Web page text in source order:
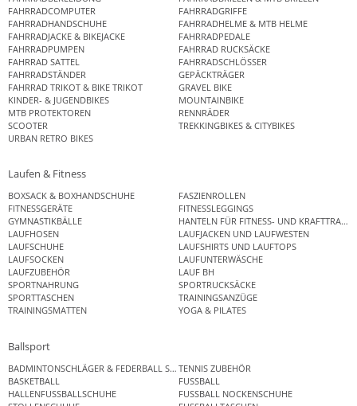
FAHRRADCOMPUTER
FAHRRADGRIFFE
FAHRRADHANDSCHUHE
FAHRRADHELME & MTB HELME
FAHRRADJACKE & BIKEJACKE
FAHRRADPEDALE
FAHRRADPUMPEN
FAHRRAD RUCKSÄCKE
FAHRRAD SATTEL
FAHRRADSCHLÖSSER
FAHRRADSTÄNDER
GEPÄCKTRÄGER
FAHRRAD TRIKOT & BIKE TRIKOT
GRAVEL BIKE
KINDER- & JUGENDBIKES
MOUNTAINBIKE
MTB PROTEKTOREN
RENNRÄDER
SCOOTER
TREKKINGBIKES & CITYBIKES
URBAN RETRO BIKES
Laufen & Fitness
BOXSACK & BOXHANDSCHUHE
FASZIENROLLEN
FITNESSGERÄTE
FITNESSLEGGINGS
GYMNASTIKBÄLLE
HANTELN FÜR FITNESS- UND
LAUFHOSEN
LAUFJACKEN UND LAUFWESTEN
LAUFSCHUHE
LAUFSHIRTS UND LAUFTOPS
LAUFSOCKEN
LAUFUNTERWÄSCHE
LAUFZUBEHÖR
LAUF BH
SPORTNAHRUNG
SPORTRUCKSÄCKE
SPORTTASCHEN
TRAININGSANZÜGE
TRAININGSMATTEN
YOGA & PILATES
Ballsport
BADMINTONSCHLÄGER & FEDERBALL SETSTENNIS ZUBEHÖR
BASKETBALL
FUSSBALL
HALLENFUSSBALLSCHUHE
FUSSBALL NOCKENSCHUHE